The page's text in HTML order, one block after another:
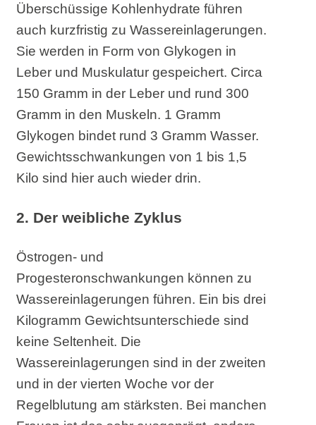
Überschüssige Kohlenhydrate führen
auch kurzfristig zu Wassereinlagerungen.
Sie werden in Form von Glykogen in
Leber und Muskulatur gespeichert. Circa
150 Gramm in der Leber und rund 300
Gramm in den Muskeln. 1 Gramm
Glykogen bindet rund 3 Gramm Wasser.
Gewichtsschwankungen von 1 bis 1,5
Kilo sind hier auch wieder drin.
2. Der weibliche Zyklus
Östrogen- und
Progesteronschwankungen können zu
Wassereinlagerungen führen. Ein bis drei
Kilogramm Gewichtsunterschiede sind
keine Seltenheit. Die
Wassereinlagerungen sind in der zweiten
und in der vierten Woche vor der
Regelblutung am stärksten. Bei manchen